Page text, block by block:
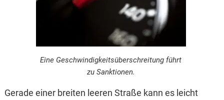
Eine Geschwindigkeitsüberschreitung führt
zu Sanktionen.
Gerade einer breiten leeren Straße kann es leicht